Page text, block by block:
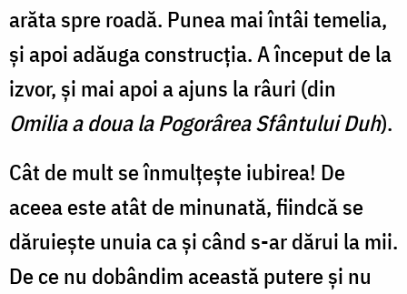
arăta spre roadă. Punea mai întâi temelia,
şi apoi adăuga construcţia. A început de la
izvor, şi mai apoi a ajuns la râuri (din
Omilia a doua la Pogorârea Sfântului Duh).
Cât de mult se înmulţeşte iubirea! De
aceea este atât de minunată, fiindcă se
dăruieşte unuia ca şi când s-ar dărui la mii.
De ce nu dobândim această putere şi nu